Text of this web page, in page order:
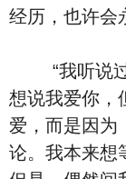
经历，也许会
“我听说过
想说我爱你，
爱，而是因为
论。我本来想